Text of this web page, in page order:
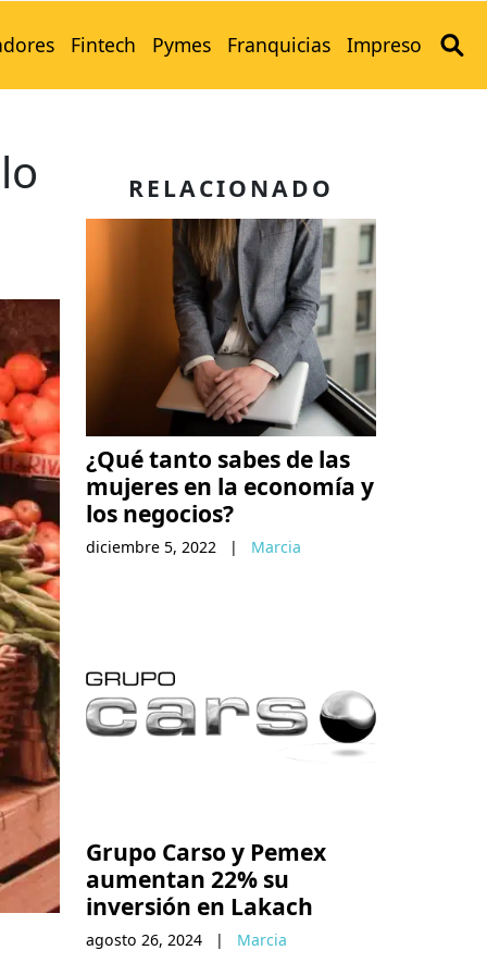
Fintech Pymes Franquicias Impreso
RELACIONADO
¿Qué tanto sabes de las
mujeres en la economía y
los negocios?
diciembre 5, 2022 | Marcia
Grupo Carso y Pemex
aumentan 22% su
inversión en Lakach
agosto 26, 2024 | Marcia